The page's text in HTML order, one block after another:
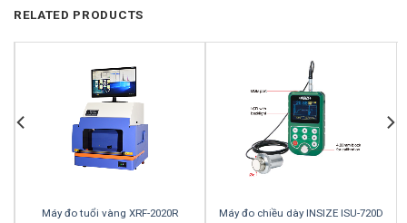
KIM
RELATED PRODUCTS
Máy đo tuổi vàng XRF-2020R Máy đo chiều dày INSIZE ISU-720D